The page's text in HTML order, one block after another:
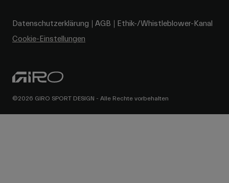
Datenschutzerklärung AGB
Ethik-/Whistleblower-Kanal
Cookie-Einstellungen
©2026 GIRO SPORT DESIGN - Alle Rechte vorbehalten